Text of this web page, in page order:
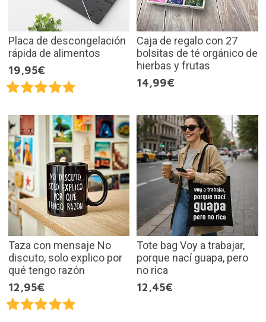
Placa de descongelación
rápida de alimentos
19,95€
Caja de regalo con 27
bolsitas de té orgánico de
hierbas y frutas
14,99€
Taza con mensaje No
discuto, solo explico por
qué tengo razón
12,95€
Tote bag Voy a trabajar,
porque nací guapa, pero
no rica
12,45€